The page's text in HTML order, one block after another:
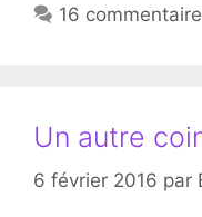
16
Un autre
6 février 2016 par